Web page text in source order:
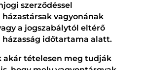
szerződéssel
vagyonának
a jogszabálytól eltérő
házasság időtartama alatt.
akár tételesen meg tudják